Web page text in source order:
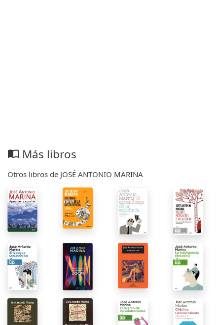
import_contacts Más libros
Otros libros de JOSÉ ANTONIO MARINA